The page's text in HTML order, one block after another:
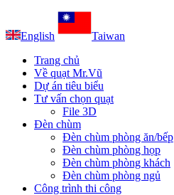
English
Taiwan
Trang chủ
Về quạt Mr.Vũ
Dự án tiêu biểu
Tư vấn chọn quạt
File 3D
Đèn chùm
Đèn chùm phòng ăn/bếp
Đèn chùm phòng họp
Đèn chùm phòng khách
Đèn chùm phòng ngủ
Công trình thi công